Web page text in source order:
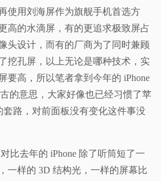
使用刘海屏作为旗舰手机首选方
高的水滴屏，有的更追求极致屏占
头设计，而有的厂商为了同时兼顾
挖孔屏，以上无论是哪种技术，实
要高，所以笔者拿到今年的 iPhone
的意思，大家好像也已经习惯了苹
套路，对前面板没有变化这件事没
比去年的 iPhone 除了听筒短了一
一样的 3D 结构光，一样的屏幕比